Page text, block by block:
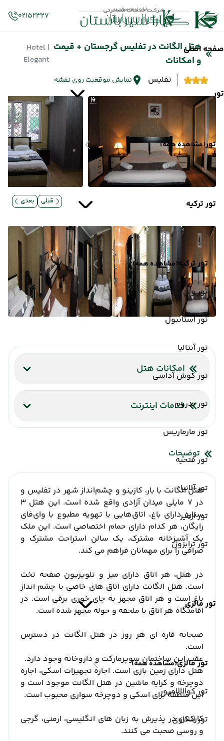
صفحه اصلی
تور
تور(مشاهده همه)
تور ترکیه
تور ترکیه(مشاهده همه)
تور وان
تور استانبول
تور آنتالیا
تور کوش آداسی
تور بدروم
تور مارماریس
تور فتحیه
تور آلانیا
تور ازمیر
تور ترابزون
تور مالزی
تور مالزی(مشاهده همه)
تور کوالالامپور
تور لنکاوی
02152327
هتل الگانت در تفلیس گرجستان + قیمت
و امکانات
| Hotel
Elegant
تفلیس
نمایش موقعیت روی نقشه
قبلی بعدی
امکانات هتل
تلویزیون کابلی/ماهواره‌ای پارکینگ سشوار
خدمات اینترنت
اینترنت بیسیم رایگان در اتاقها
توضیحات
هتل الگانت با بار، کازینو و چشم‌انداز شهر در تفلیس و
در ۷ مایلی میدان آزادی واقع شده است. این هتل 3
ستاره دارای باغ، اتاق‌هایی با تهویه مطبوع با وای‌فای
رایگان، هر کدام دارای حمام اختصاصی است. این ملک
یک آشپزخانه مشترک، یک سالن استراحت مشترک و
صرافی را برای مهمانان فراهم می کند.
در هتل، هر اتاق دارای میز و تلویزیون صفحه تخت
است. هتل الگانت دارای اتاق های خاصی با چشم انداز
باغ است و هر اتاق مجهز به چای خوری برقی است. در
اقامتگاه هر اتاق با ملحفه و حوله مجهز شده است.
صبحانه قاره ای هر روز در هتل الگانت در دسترس
است.
عقب این ساختمان سوپرمارکت و داروخانه وجود دارد.
هتل دارای زمین بازی است. اجاره تجهیزات اسکی، اجاره
دوچرخه و کرایه ماشین در هتل الگانت موجود است و
این منطقه برای اسکی و دوچرخه سواری محبوب است.
کارکنان در پذیرش به زبان های انگلیسی، ارمنی، گرجی
و روسی صحبت می کنند.